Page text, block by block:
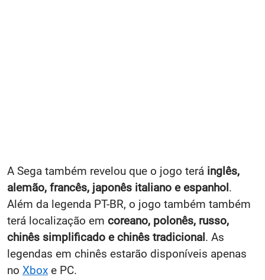
A Sega também revelou que o jogo terá inglês,
alemão, francês, japonês italiano e espanhol.
Além da legenda PT-BR, o jogo também também
terá localização em coreano, polonês, russo,
chinês simplificado e chinês tradicional. As
legendas em chinês estarão disponíveis apenas
no Xbox e PC.